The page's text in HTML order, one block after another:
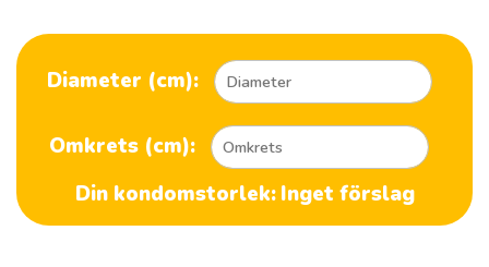
Diameter (cm):
Omkrets (cm):
Din kondomstorlek: Inget förslag